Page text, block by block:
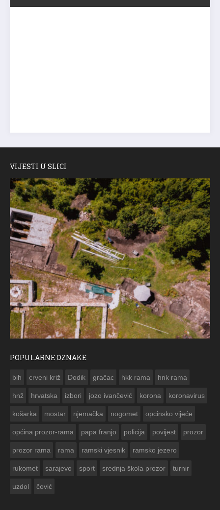
VIJESTI U SLICI
POPULARNE OZNAKE
bih crveni križ Dodik gračac hkk rama hnk rama
hnž hrvatska izbori jozo ivančević korona koronavirus
košarka mostar njemačka nogomet opcinsko vijeće
općina prozor-rama papa franjo policija povijest prozor
prozor rama rama ramski vjesnik ramsko jezero
rukomet sarajevo sport srednja škola prozor turnir
uzdol čović